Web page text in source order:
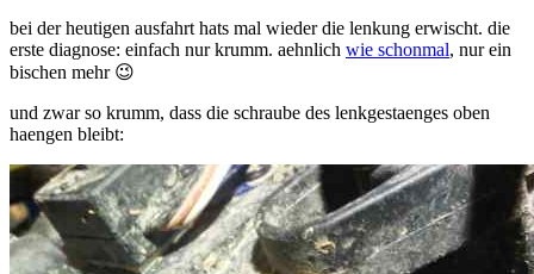
schaden
am
bei der heutigen ausfahrt hats mal wieder die lenkung erwischt. die
erste diagnose: einfach nur krumm. aehnlich wie schonmal, nur ein
bischen mehr 😉
und zwar so krumm, dass die schraube des lenkgestaenges oben
haengen bleibt: